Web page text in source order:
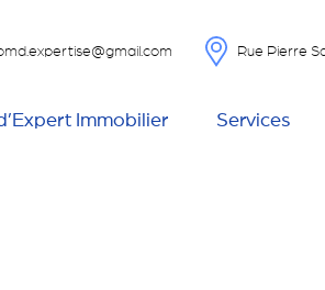
Rue Pierre
Immobilier Services